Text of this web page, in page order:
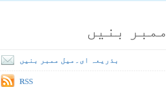
ممبر بنیں
بذریعہ ای۔میل ممبر بنیں
RSS